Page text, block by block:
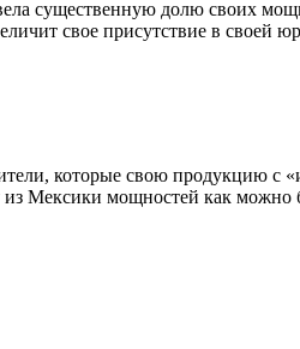
существенную долю своих
свое присутствие в своей
которые свою продукцию с
Мексики мощностей как